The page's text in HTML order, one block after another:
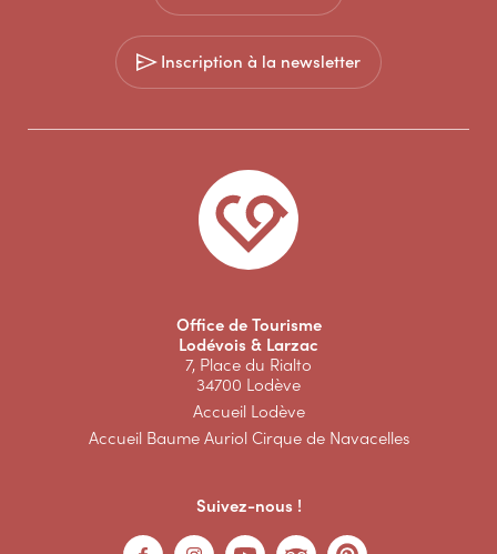
Inscription à la newsletter
Office de Tourisme
Lodévois & Larzac
7, Place du Rialto
34700 Lodève
Accueil Lodève
Accueil Baume Auriol Cirque de Navacelles
Suivez-nous !